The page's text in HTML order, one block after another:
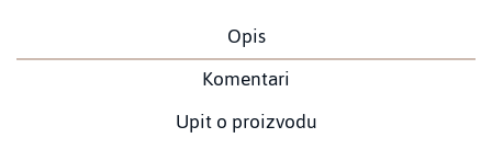
Opis
Komentari
Upit o proizvodu